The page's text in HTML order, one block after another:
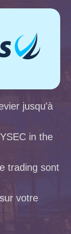
jusqu'à
in the
trading sont
votre